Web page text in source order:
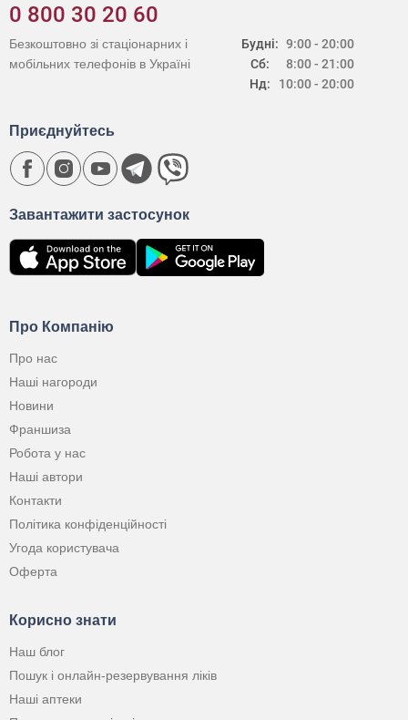
0 800 30 20 60
Будні:
Сб:
Нд:
9:00 - 20:00
8:00 - 21:00
10:00 - 20:00
Безкоштовно зі стаціонарних і
мобільних телефонів в Україні
Про Компанію
Про нас
Наші нагороди
Новини
Франшиза
Робота у нас
Наші автори
Контакти
Політика конфіденційності
Угода користувача
Оферта
Корисно знати
Наш блог
Пошук і онлайн-резервування ліків
Наші аптеки
Завантажити застосунок
Приєднуйтесь